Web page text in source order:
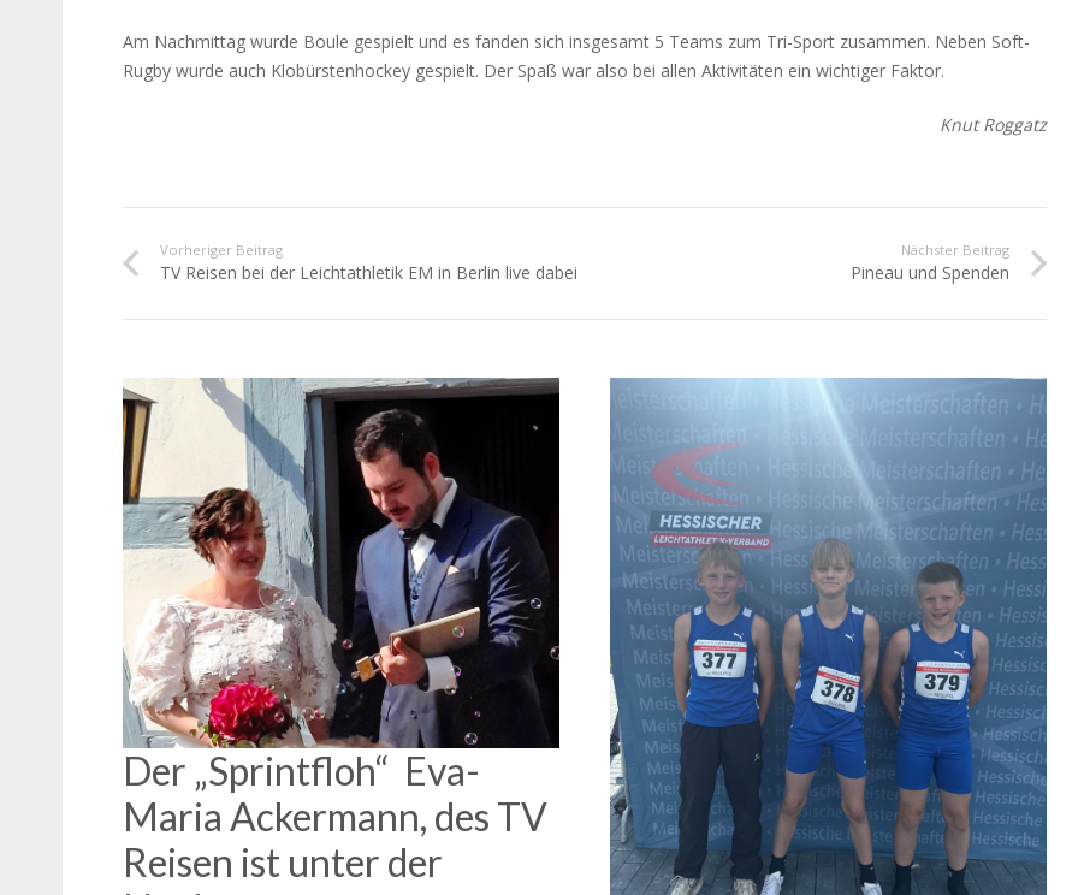
Am Nachmittag wurde Boule gespielt und es fanden sich insgesamt 5 Teams zum Tri-Sport zusammen. Neben Soft-
Rugby wurde auch Klobürstenhockey gespielt. Der Spaß war also bei allen Aktivitäten ein wichtiger Faktor.
Knut Roggatz
Vorheriger Beitrag
TV Reisen bei der Leichtathletik EM in Berlin live dabei
Nächster Beitrag
Pineau und Spenden
Der „Sprintfloh“ Eva-
Maria Ackermann, des TV
Reisen ist unter der